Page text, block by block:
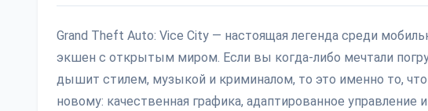
Grand Theft Auto: Vice City — настоящая легенда среди
экшен с открытым миром. Если вы когда-либо мечтали
дышит стилем, музыкой и криминалом, то это именно то,
новому: качественная графика, адаптированное